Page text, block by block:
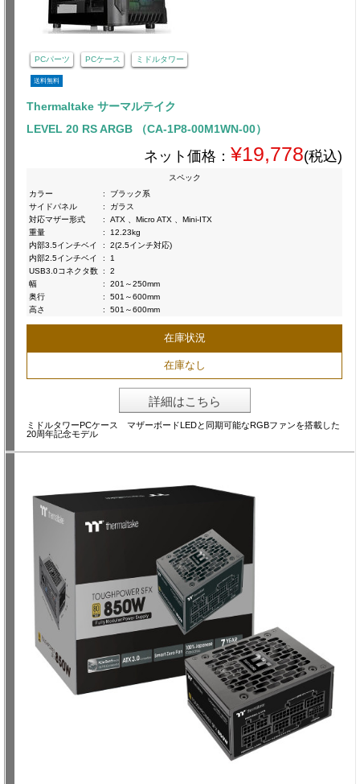
PCパーツ PCケース ミドルタワー
送料無料
Thermaltake サーマルテイク
LEVEL 20 RS ARGB （CA-1P8-00M1WN-00）
ネット価格： ¥19,778(税込)
スペック
カラー
:
ブラック系
サイドパネル
:
ガラス
対応マザー形式
:
ATX 、Micro ATX 、Mini-ITX
重量
:
12.23kg
内部3.5インチベイ
:
2(2.5インチ対応)
内部2.5インチベイ
:
1
USB3.0コネクタ数 :
2
幅
:
201～250mm
奥行
:
501～600mm
高さ
: 501～600mm
在庫状況
在庫なし
詳細はこちら
ミドルタワーPCケース マザーボードLEDと同期可能なRGBファンを搭載した
20周年記念モデル